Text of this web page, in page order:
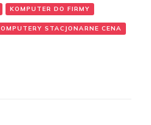
KOMPUTER DO FIRMY
STACJONARNE CENA